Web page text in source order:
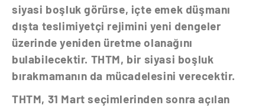
siyasi boşluk görürse, içte emek düşmanı
dışta teslimiyetçi rejimini yeni dengeler
üzerinde yeniden üretme olanağını
bulabilecektir. THTM, bir siyasi boşluk
bırakmamanın da mücadelesini verecektir.
THTM, 31 Mart seçimlerinden sonra açılan